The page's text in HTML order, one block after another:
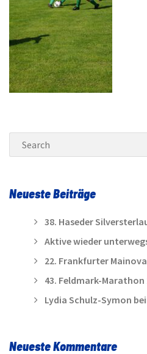
Search
Neueste Beiträge
38. Haseder
Aktive wieder
22. Frankfurter
43. Feldmark-Marathon
Lydia Schulz-Symon
Neueste Kommentare